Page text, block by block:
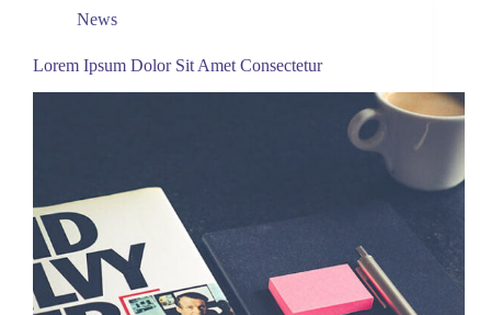
News
Lorem Ipsum Dolor Sit Amet Consectetur